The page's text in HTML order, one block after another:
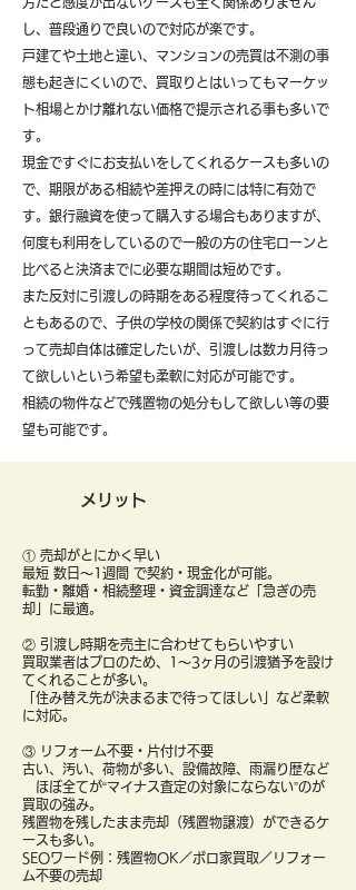
し、普段通りで良いので対応が楽です。
戸建てや土地と違い、マンションの売買は不測の事
態も起きにくいので、買取りとはいってもマーケッ
ト相場とかけ離れない価格で提示される事も多いで
す。
現金ですぐにお支払いをしてくれるケースも多いの
で、期限がある相続や差押えの時には特に有効で
す。銀行融資を使って購入する場合もありますが、
何度も利用をしているので一般の方の住宅ローンと
比べると決済までに必要な期間は短めです。
また反対に引渡しの時期をある程度待ってくれるこ
ともあるので、子供の学校の関係で契約はすぐに行
って売却自体は確定したいが、引渡しは数カ月待っ
て欲しいという希望も柔軟に対応が可能です。
​相続の物件などで残置物の処分もして欲しい等の要
望も可能です。
メリット
① 売却がとにかく早い
最短 数日〜1週間 で契約・現金化が可能。
転勤・離婚・相続整理・資金調達など「急ぎの売
却」に最適。
② 引渡し時期を売主に合わせてもらいやすい
買取業者はプロのため、1〜3ヶ月の引渡猶予を設け
てくれることが多い。
「住み替え先が決まるまで待ってほしい」など柔軟
に対応。
③ リフォーム不要・片付け不要
古い、汚い、荷物が多い、設備故障、雨漏り歴など
ほぼ全てが“マイナス査定の対象にならない”のが
買取の強み。
残置物を残したまま売却（残置物譲渡）ができるケ
ースも多い。
SEOワード例：残置物OK／ボロ家買取／リフォー
ム不要の売却